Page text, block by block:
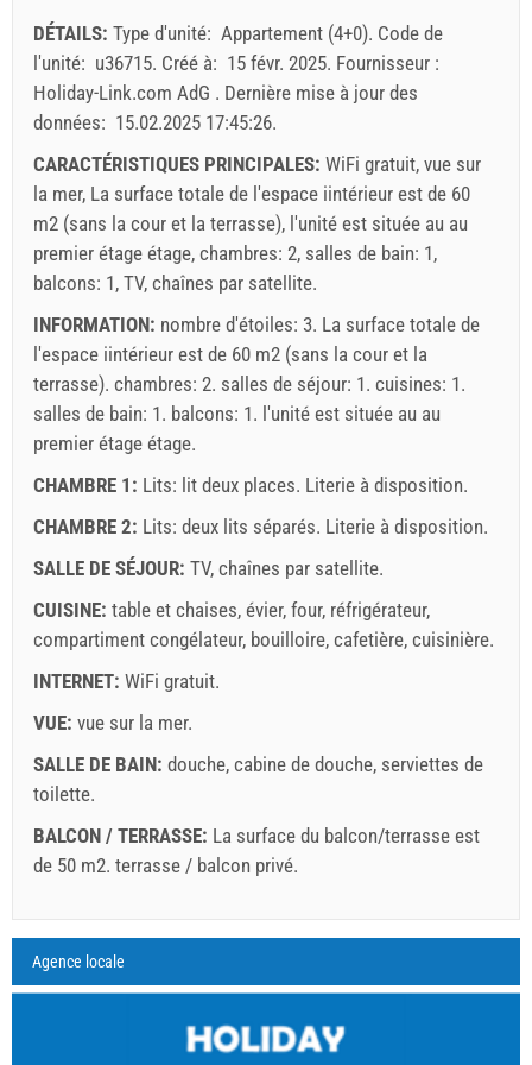
Prix affiché est pour une unité pour un nombre défini de
personnes
Offres:
Holiday-Link paie : 3 oct. 2025 - 31 déc. 2026 / - 10 %
Obligatoire:Inscriptions des clients (01.07. - 31.08): 10
EUR (once - par_person), Inscriptions des clients (01.01 -
30.06. / 01.09. - 31.12.): 5 EUR (once - par_person)
31
Termes et conditions du fournisseur
Réservez et attendez la confirmation
Si vous ne souhaitez pas réserver immédiatement et que
vous avez d'autres questions, veuillez les remplir et
cliquer sur "Envoyez une demande".
DÉTAILS: Type d'unité: Appartement (4+0). Code de
l'unité: u36715. Créé à: 15 févr. 2025. Fournisseur :
Holiday-Link.com AdG . Dernière mise à jour des
données: 15.02.2025 17:45:26.
CARACTÉRISTIQUES PRINCIPALES: WiFi gratuit, vue sur
la mer, La surface totale de l'espace iintérieur est de 60
m2 (sans la cour et la terrasse), l'unité est située au au
premier étage étage, chambres: 2, salles de bain: 1,
balcons: 1, TV, chaînes par satellite.
INFORMATION: nombre d'étoiles: 3. La surface totale de
l'espace iintérieur est de 60 m2 (sans la cour et la
terrasse). chambres: 2. salles de séjour: 1. cuisines: 1.
salles de bain: 1. balcons: 1. l'unité est située au au
premier étage étage.
CHAMBRE 1: Lits: lit deux places. Literie à disposition.
CHAMBRE 2: Lits: deux lits séparés. Literie à disposition.
SALLE DE SÉJOUR: TV, chaînes par satellite.
CUISINE: table et chaises, évier, four, réfrigérateur,
compartiment congélateur, bouilloire, cafetière, cuisinière.
INTERNET: WiFi gratuit.
VUE: vue sur la mer.
SALLE DE BAIN: douche, cabine de douche, serviettes de
toilette.
BALCON / TERRASSE: La surface du balcon/terrasse est
de 50 m2. terrasse / balcon privé.
A2 Apartment (4+0) : Prices 2026 EUR
31 juil. 2026
30 août 2026
31 août 2026
Légende: les dates avec un fondredsont réservées
août 2026
M M J V S
Les champs marqués d'un astérisque (*) sont
obligatoires!
Agence locale